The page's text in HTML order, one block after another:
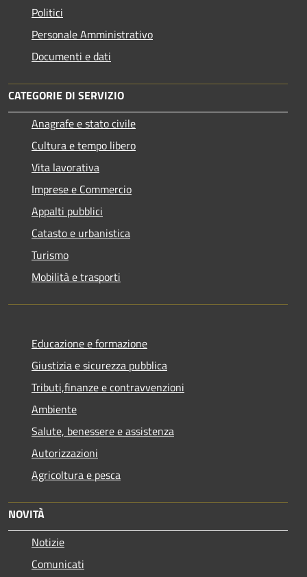
Politici
Personale Amministrativo
Documenti e dati
CATEGORIE DI SERVIZIO
Anagrafe e stato civile
Cultura e tempo libero
Vita lavorativa
Imprese e Commercio
Appalti pubblici
Catasto e urbanistica
Turismo
Mobilità e trasporti
Educazione e formazione
Giustizia e sicurezza pubblica
Tributi,finanze e contravvenzioni
Ambiente
Salute, benessere e assistenza
Autorizzazioni
Agricoltura e pesca
NOVITÀ
Notizie
Comunicati